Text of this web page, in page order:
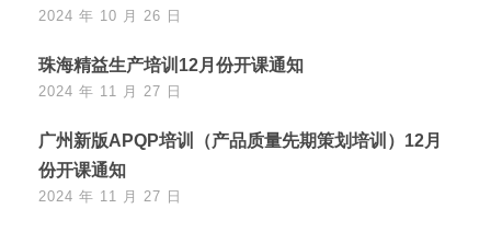
2024 年 10 月 26 日
珠海精益生产培训12月份开课通知
2024 年 11 月 27 日
广州新版APQP培训（产品质量先期策划培训）12月
份开课通知
2024 年 11 月 27 日